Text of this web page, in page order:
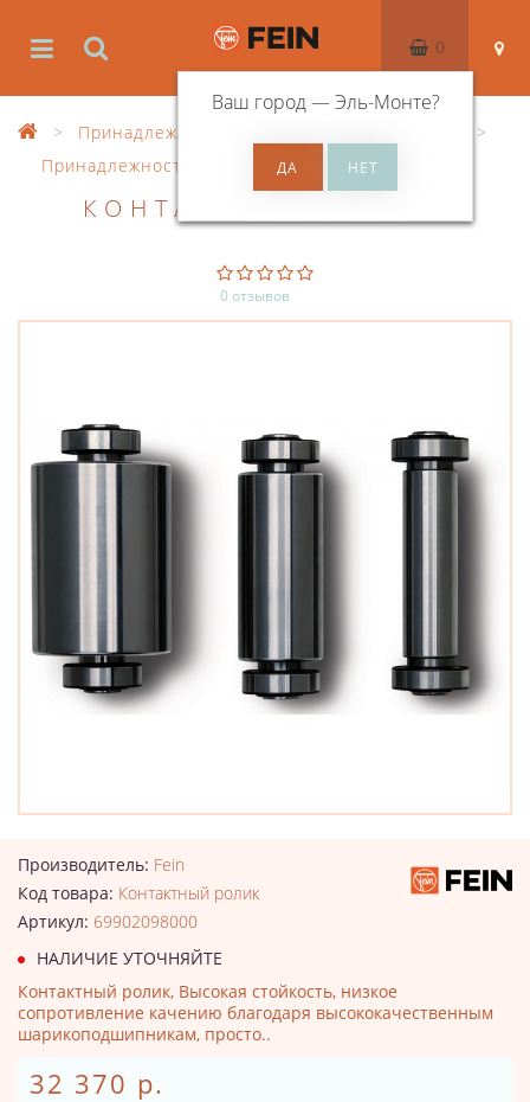
Ваш город —Эль-Монте?
0
Принадлежности
Принадлежности, прочее
КОНТАКТНЫЙ РОЛИК
0 отзывов
Производитель: Fein
Код товара: Контактный ролик
Артикул: 69902098000
НАЛИЧИЕ УТОЧНЯЙТЕ
Контактный ролик, Высокая стойкость, низкое
сопротивление качению благодаря высококачественным
шарикоподшипникам, просто..
32 370 р.